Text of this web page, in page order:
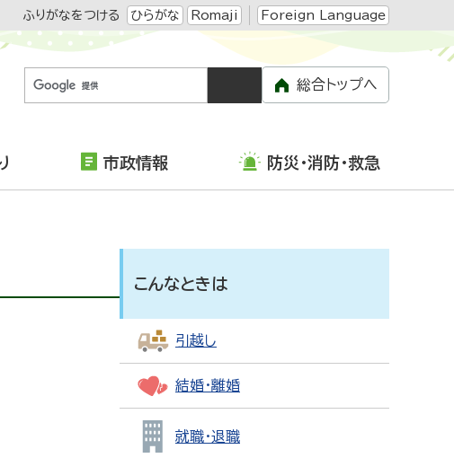
ふりがなをつける ひらがな Romaji Foreign Language
総合トップへ
市政情報 防災・消防・救急
こんなときは
引越し
結婚・離婚
就職・退職